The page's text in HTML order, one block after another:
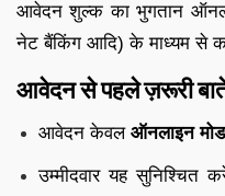
आवेदन शुल्क का भुगतान
नेट बैंकिंग आदि) के माध्यम से
आवेदन से पहले ज़रूरी
आवेदन केवल ऑनलाइन मोड
उम्मीदवार यह